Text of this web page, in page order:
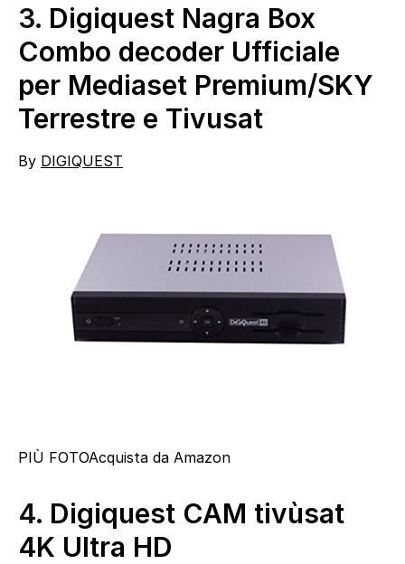
3. Digiquest Nagra Box
Combo decoder Ufficiale
per Mediaset Premium/SKY
Terrestre e Tivusat
By DIGIQUEST
PIÙ FOTOAcquista da Amazon
4. Digiquest CAM tivùsat
4K Ultra HD